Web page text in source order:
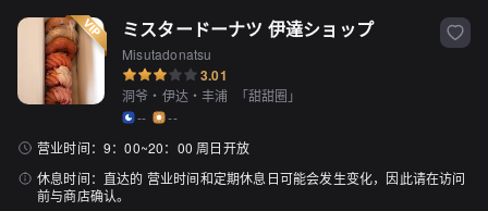
ミスタードーナツ 伊達ショップ
Misutadonatsu
3.01
洞爷・伊达・丰浦 「甜甜圈 」
--
--
营业时间： 9：00~20：00 周日开放
休息时间： 直达的 营业时间和定期休息日可能会发生变化，因此请在访问
前与商店确认。